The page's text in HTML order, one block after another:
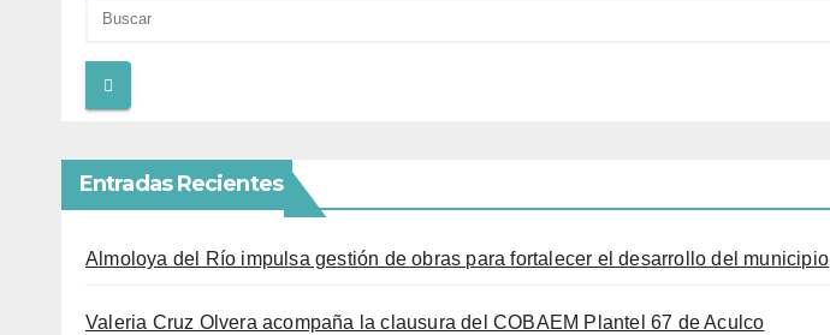
Entradas Recientes
Almoloya del Río impulsa gestión de obras para fortalecer el desarrollo del municipio
Valeria Cruz Olvera acompaña la clausura del COBAEM Plantel 67 de Aculco